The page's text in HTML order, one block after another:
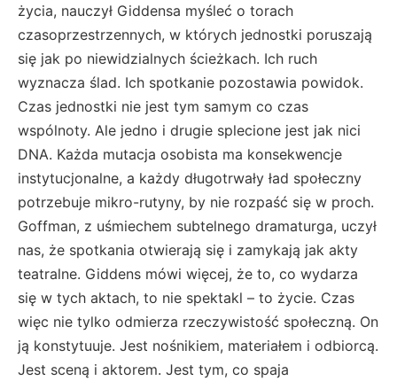
życia, nauczył Giddensa myśleć o torach
czasoprzestrzennych, w których jednostki poruszają
się jak po niewidzialnych ścieżkach. Ich ruch
wyznacza ślad. Ich spotkanie pozostawia powidok.
Czas jednostki nie jest tym samym co czas
wspólnoty. Ale jedno i drugie splecione jest jak nici
DNA. Każda mutacja osobista ma konsekwencje
instytucjonalne, a każdy długotrwały ład społeczny
potrzebuje mikro-rutyny, by nie rozpaść się w proch.
Goffman, z uśmiechem subtelnego dramaturga, uczył
nas, że spotkania otwierają się i zamykają jak akty
teatralne. Giddens mówi więcej, że to, co wydarza
się w tych aktach, to nie spektakl – to życie. Czas
więc nie tylko odmierza rzeczywistość społeczną. On
ją konstytuuje. Jest nośnikiem, materiałem i odbiorcą.
Jest sceną i aktorem. Jest tym, co spaja